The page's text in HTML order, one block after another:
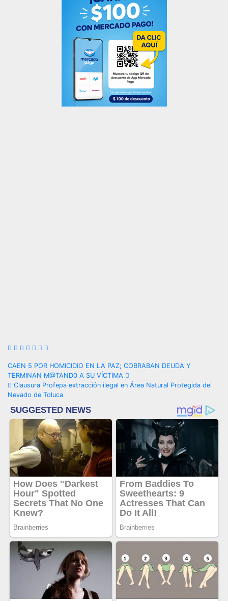
Navegación
de
entradas
CAEN 5 POR HOMICIDIO EN LA PAZ; COBRABAN DEUDA Y
TERMINAN M@TAND0 A SU VÍCTIMA
Clausura Profepa extracción ilegal en Área Natural Protegida del
Nevado de Toluca